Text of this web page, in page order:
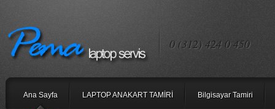
0 (312) 424 0 450
Ana Sayfa LAPTOP ANAKART TAMİRİ Bilgisayar Tamiri